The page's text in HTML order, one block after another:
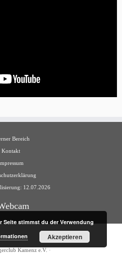
Bereich
Kontakt
12.07.2026
Kamenz e.V. ·
Seite stimmst du der Verwendung
Akzeptieren